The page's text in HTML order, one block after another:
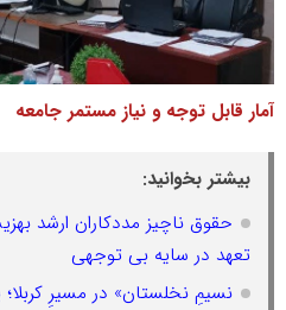
آمار قابل توجه و نیاز مستمر جامعه
بیشتر بخوانید:
حقوق ناچیز مددکاران ارشد
تعهد در سایه بی توجهی
نسیمِ نخلستان» در مسیرِ